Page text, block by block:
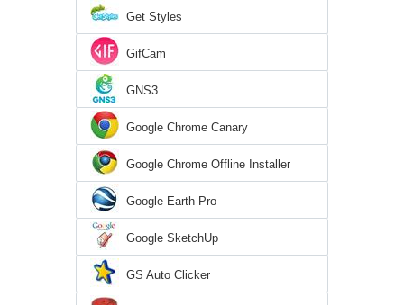
Get Styles
GifCam
GNS3
Google Chrome Canary
Google Chrome Offline Installer
Google Earth Pro
Google SketchUp
GS Auto Clicker